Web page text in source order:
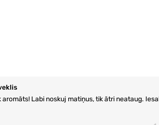
aromāts! Labi noskuj matiņus, tik ātri neataug.